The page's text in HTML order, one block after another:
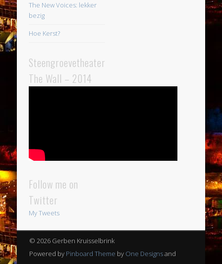
The New Voices: lekker
bezig
Hoe Kerst?
Steengroevetheater
The Wall – 2014
Follow me on
Twitter
My Tweets
© 2026 Gerben Kruisselbrink
Powered by Pinboard Theme by One Designsand